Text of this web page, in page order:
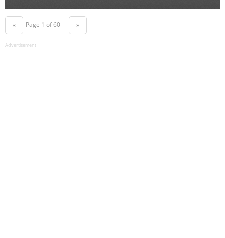
« Page 1 of 60 »
Advertisement